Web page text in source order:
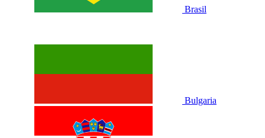
Brasil
Bulgaria